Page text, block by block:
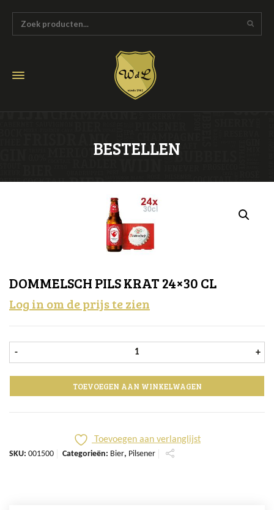
BESTELLEN
DOMMELSCH PILS KRAT 24×30 CL
Log in om de prijs te zien
- Dommelsch pils krat 24x30 cl +
TOEVOEGEN AAN WINKELWAGEN
Toevoegen aan verlanglijst
SKU: 001500 Categorieën: Bier, Pilsener